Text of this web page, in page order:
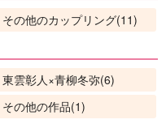
その他のカップリング(11)
東雲彰人×青柳冬弥(6)
その他の作品(1)